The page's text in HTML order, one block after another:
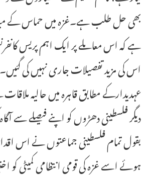
بھی حل طلب ہے۔غزہ میں حماس کے
ہے کہ اس معاملے پر ایک اہم پریس
اس کی مزید تفصیلات جاری نہیں کی
عہدیدارکے مطابق قاہرہ میں حالیہ
دیگر فلسطینی دھڑوں کو اپنے فیصلے سے
بقول تمام فلسطینی جماعتوں نے اس
ہوئے اسے غزہ کی قومی انتظامی کمیٹی کو